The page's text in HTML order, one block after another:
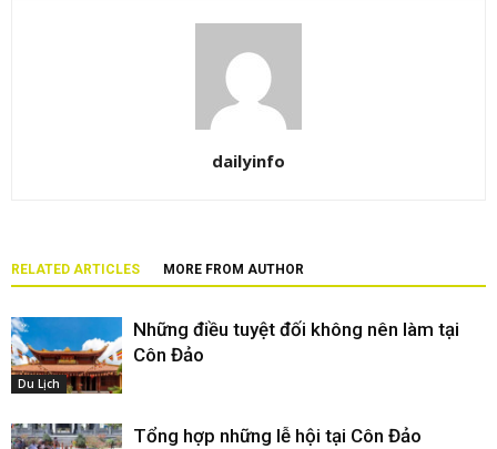
dailyinfo
RELATED ARTICLES MORE FROM AUTHOR
Du Lịch
Những điều tuyệt đối không nên làm tại
Côn Đảo
Tổng hợp những lễ hội tại Côn Đảo